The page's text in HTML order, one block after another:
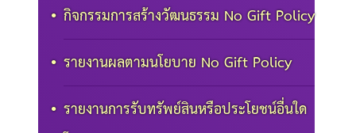
กิจกรรมการสร้างวัฒนธรรม No Gift Policy
รายงานผลตามนโยบาย No Gift Policy
รายงานการรับทรัพย์สินหรือประโยชน์อื่นใด